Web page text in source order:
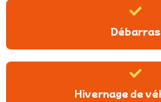
Débarras
Hivernage de